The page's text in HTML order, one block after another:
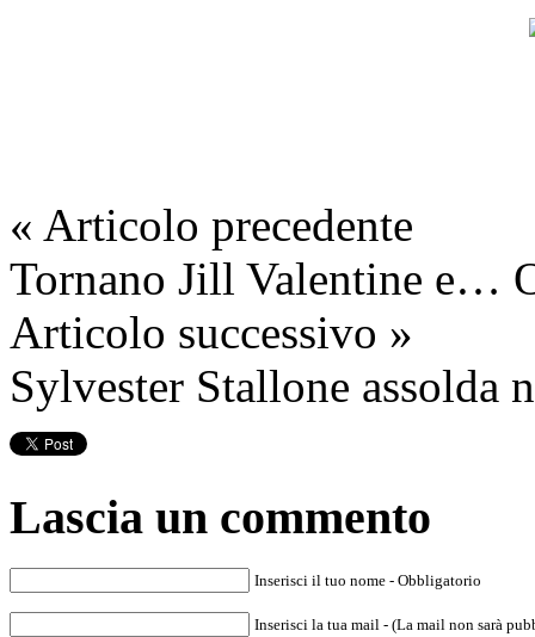
« Articolo precedente
Tornano Jill Valentine e…
Articolo successivo »
Sylvester Stallone assolda
Lascia un commento
Inserisci il tuo nome - Obbligatorio
Inserisci la tua mail - (La mail non sarà